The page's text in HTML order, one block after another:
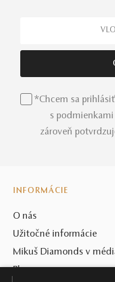
*Chcem sa
s podmienkami
zároveň
INFORMÁCIE
O nás
Užitočné informácie
Mikuš Diamonds v
Blog